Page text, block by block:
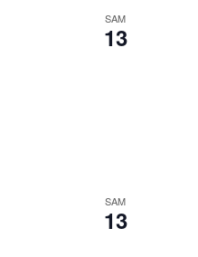
SAM
13
SAM
13